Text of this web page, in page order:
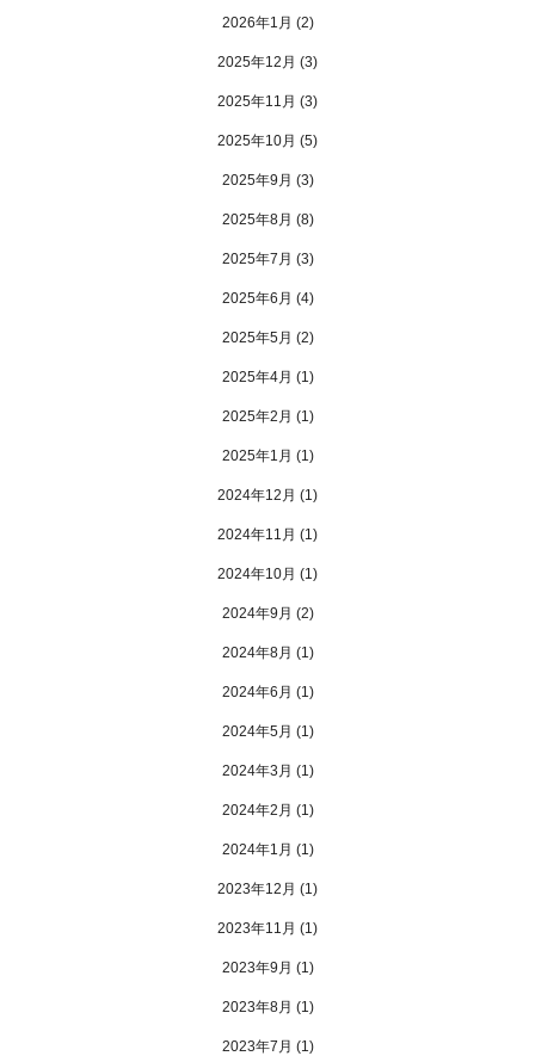
2026年1月 (2)
2025年12月 (3)
2025年11月 (3)
2025年10月 (5)
2025年9月 (3)
2025年8月 (8)
2025年7月 (3)
2025年6月 (4)
2025年5月 (2)
2025年4月 (1)
2025年2月 (1)
2025年1月 (1)
2024年12月 (1)
2024年11月 (1)
2024年10月 (1)
2024年9月 (2)
2024年8月 (1)
2024年6月 (1)
2024年5月 (1)
2024年3月 (1)
2024年2月 (1)
2024年1月 (1)
2023年12月 (1)
2023年11月 (1)
2023年9月 (1)
2023年8月 (1)
2023年7月 (1)